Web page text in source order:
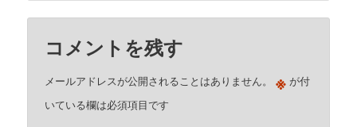
コメントを残す
メールアドレスが公開されることはありません。 ※ が付
いている欄は必須項目です